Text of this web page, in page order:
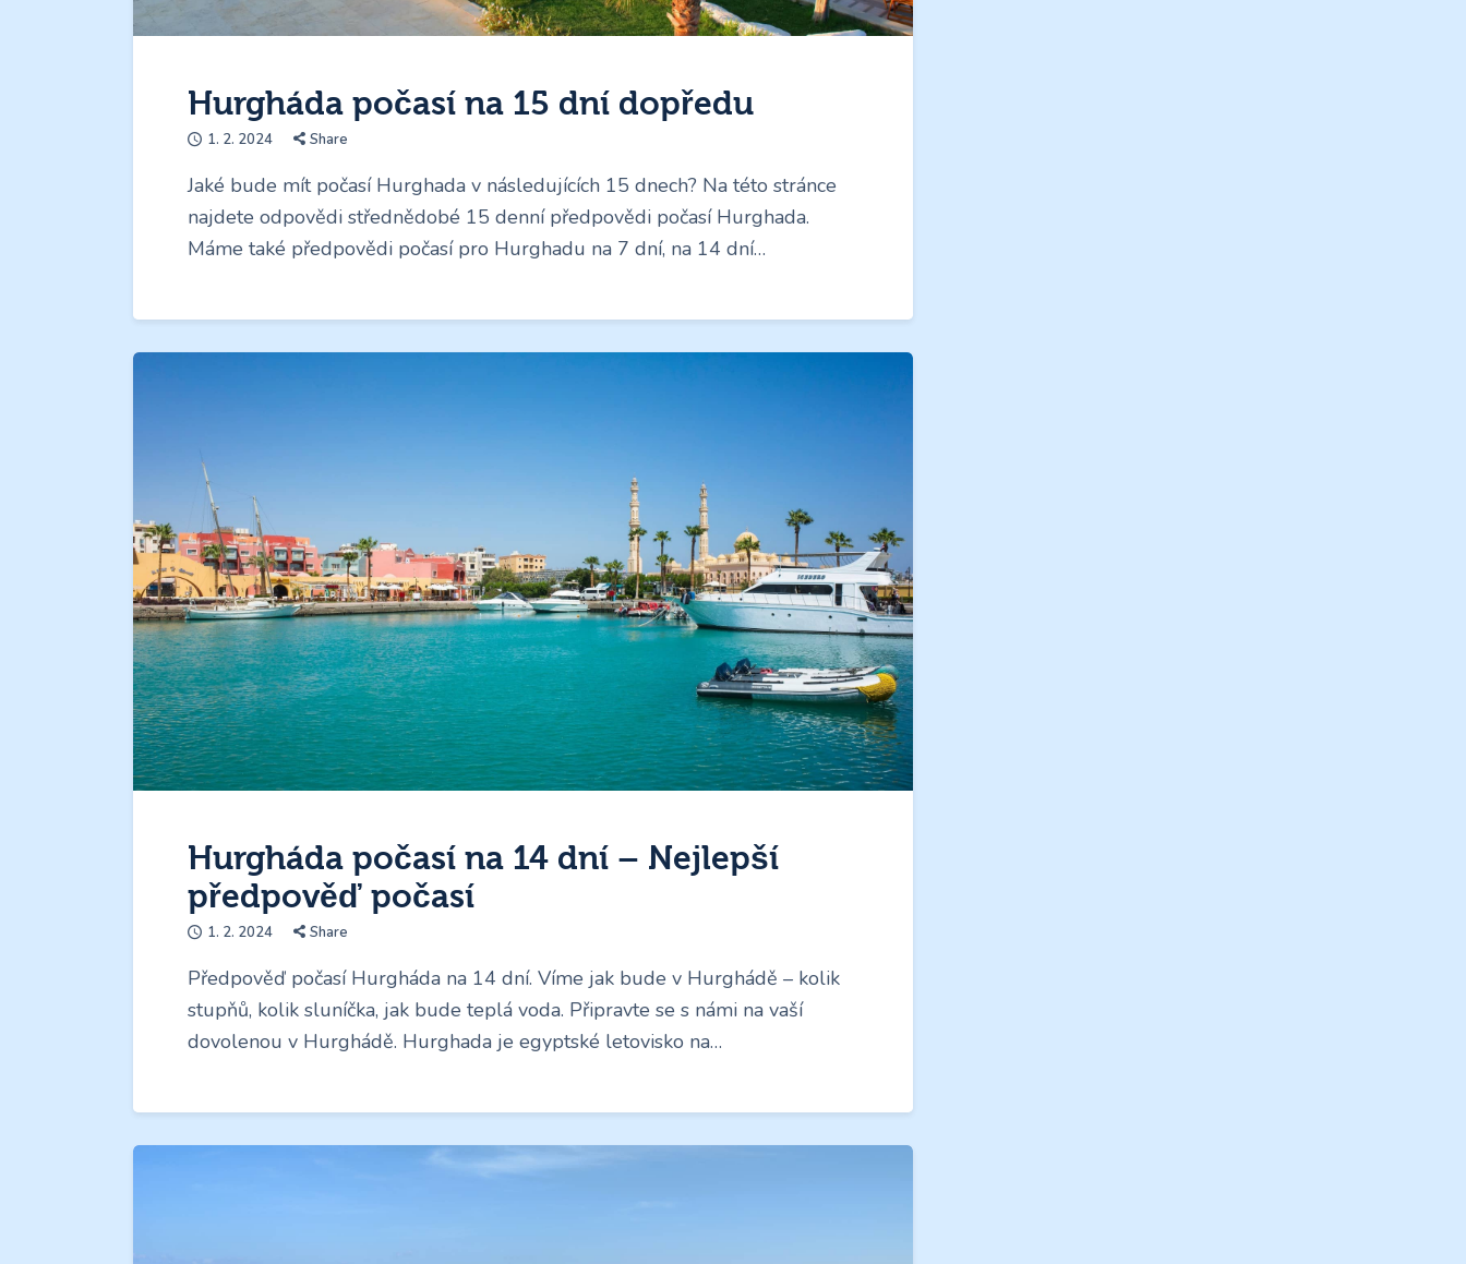
Hurgháda počasí na 15 dní dopředu
1. 2. 2024 Share
Jaké bude mít počasí Hurghada v následujících 15 dnech? Na této stránce
najdete odpovědi střednědobé 15 denní předpovědi počasí Hurghada.
Máme také předpovědi počasí pro Hurghadu na 7 dní, na 14 dní…
Hurgháda počasí na 14 dní – Nejlepší
předpověď počasí
1. 2. 2024 Share
Předpověď počasí Hurgháda na 14 dní. Víme jak bude v Hurghádě – kolik
stupňů, kolik sluníčka, jak bude teplá voda. Připravte se s námi na vaší
dovolenou v Hurghádě. Hurghada je egyptské letovisko na…